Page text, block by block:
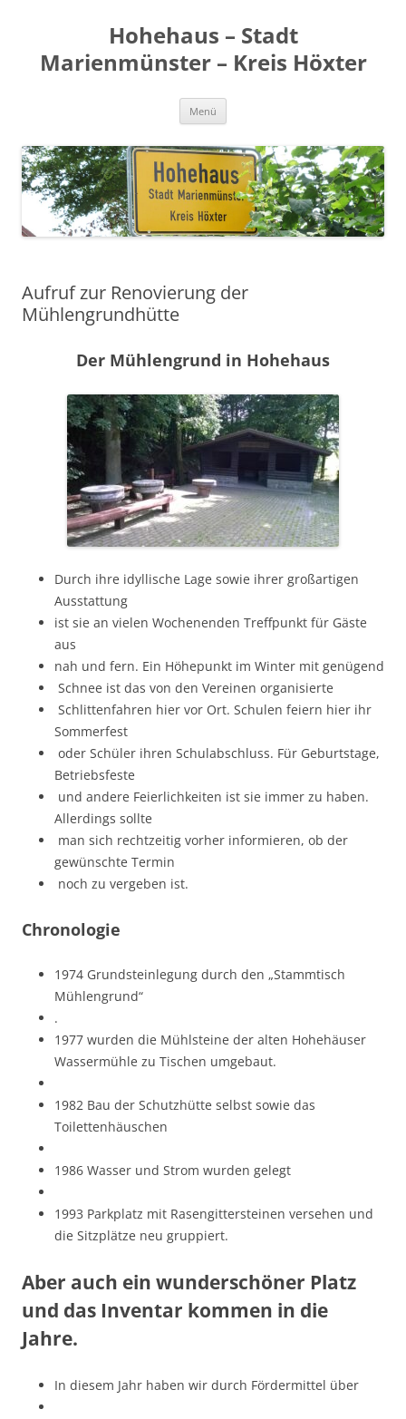
Hohehaus – Stadt
Marienmünster – Kreis Höxter
Menü
Aufruf zur Renovierung der
Mühlengrundhütte
Der Mühlengrund in Hohehaus
Durch ihre idyllische Lage sowie ihrer großartigen
Ausstattung
ist sie an vielen Wochenenden Treffpunkt für Gäste
aus
nah und fern. Ein Höhepunkt im Winter mit genügend
Schnee ist das von den Vereinen organisierte
Schlittenfahren hier vor Ort. Schulen feiern hier ihr
Sommerfest
oder Schüler ihren Schulabschluss. Für Geburtstage,
Betriebsfeste
und andere Feierlichkeiten ist sie immer zu haben.
Allerdings sollte
man sich rechtzeitig vorher informieren, ob der
gewünschte Termin
noch zu vergeben ist.
Chronologie
1974 Grundsteinlegung durch den „Stammtisch
Mühlengrund“
.
1977 wurden die Mühlsteine der alten Hohehäuser
Wassermühle zu Tischen umgebaut.
1982 Bau der Schutzhütte selbst sowie das
Toilettenhäuschen
1986 Wasser und Strom wurden gelegt
1993 Parkplatz mit Rasengittersteinen versehen und
die Sitzplätze neu gruppiert.
Aber auch ein wunderschöner Platz
und das Inventar kommen in die
Jahre.
In diesem Jahr haben wir durch Fördermittel über